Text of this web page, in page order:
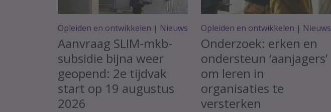
Opleiden en ontwikkelen | Nieuws
Aanvraag SLIM-mkb-
subsidie bijna weer
geopend: 2e tijdvak
start op 19 augustus
2026
Opleiden en ontwikkelen | Nieuws
Onderzoek: erken en
ondersteun ‘aanjagers’
om leren in
organisaties te
versterken